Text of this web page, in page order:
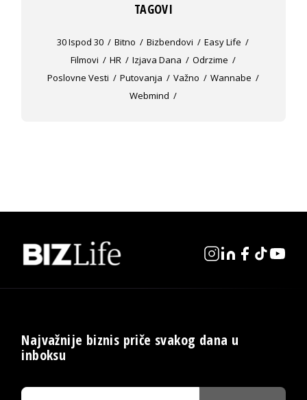
TAGOVI
30 Ispod 30 Bitno Bizbendovi
Easy Life
Filmovi
HR Izjava Dana
Odrzime
Poslovne Vesti
Putovanja Važno
Wannabe
Webmind
Najvažnije biznis priče svakog dana u
inboksu